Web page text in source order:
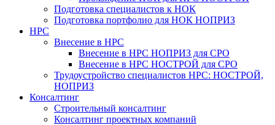
Подготовка специалистов к НОК
Подготовка портфолио для НОК НОПРИЗ
НРС
Внесение в НРС
Внесение в НРС НОПРИЗ для СРО
Внесение в НРС НОСТРОЙ для СРО
Трудоустройство специалистов НРС: НОСТРОЙ,
НОПРИЗ
Консалтинг
Строительный консалтинг
Консалтинг проектных компаний